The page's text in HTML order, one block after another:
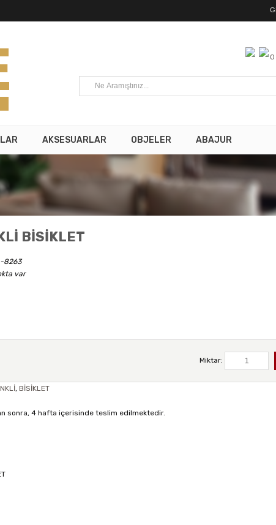
0
AKSESUARLAR OBJELER ABAJUR
BİSİKLET
8263
var
Miktar:
, BİSİKLET
sonra, 4 hafta içerisinde teslim edilmektedir.